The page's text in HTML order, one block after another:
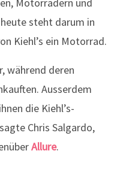
steht darum in
Kiehl’s ein Motorrad.
während deren
Ausserdem
die Kiehl’s-
Chris Salgardo,
Allure.